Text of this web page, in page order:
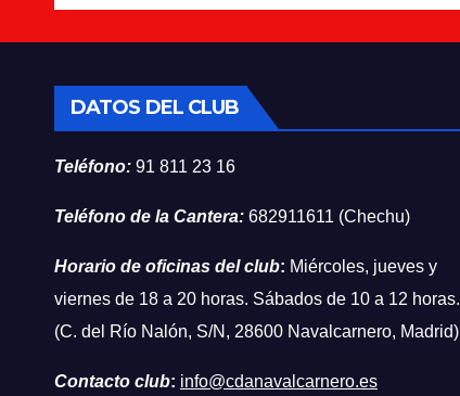
DATOS DEL CLUB
Teléfono: 91 811 23 16
Teléfono de la Cantera: 682911611 (Chechu)
Horario de oficinas del club: Miércoles, jueves y
viernes de 18 a 20 horas. Sábados de 10 a 12 horas.
(C. del Río Nalón, S/N, 28600 Navalcarnero, Madrid)
Contacto club: info@cdanavalcarnero.es